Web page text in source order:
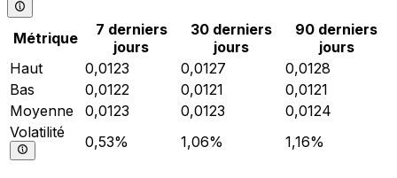
Métrique
7 derniers
jours
30 derniers
jours
90 derniers
jours
Haut
0,0123 0,0127
0,0128
Bas
0,0122 0,0121
0,0121
Moyenne
0,0123 0,0123
0,0124
Volatilité
0,53% 1,06% 1,16%